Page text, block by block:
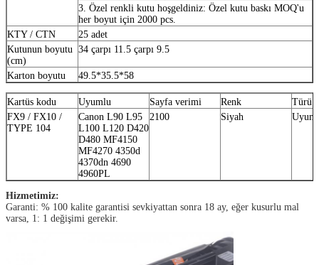
3. Özel renkli kutu hoşgeldiniz: Özel kutu baskı MOQ'u
her boyut için 2000 pcs.
KTY / CTN
25 adet
Kutunun boyutu
(cm)
34 çarpı 11.5 çarpı 9.5
Karton boyutu 49.5*35.5*58
Kartüs kodu Uyumlu Sayfa verimi Renk
Türü
FX9 / FX10 /
TYPE 104
Canon L90 L95
L100 L120 D420
D480 MF4150
MF4270 4350d
4370dn 4690
4960PL
2100 Siyah
Hizmetimiz:
Garanti: % 100 kalite garantisi sevkiyattan sonra 18 ay, eğer kusurlu mal
varsa, 1: 1 değişimi gerekir.